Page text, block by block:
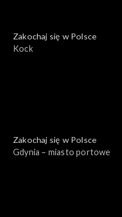
Zakochaj się w Polsce
Kock
Zakochaj się w Polsce
Gdynia – miasto portowe